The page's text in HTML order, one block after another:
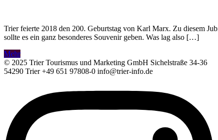
Trier feierte 2018 den 200. Geburtstag von Karl Marx. Zu diesem
sollte es ein ganz besonderes Souvenir geben. Was lag also […]
Mehr
© 2025 Trier Tourismus und Marketing GmbH Sichelstraße 34-36
54290 Trier +49 651 97808-0 info@trier-info.de